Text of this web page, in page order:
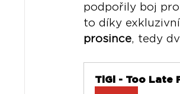
podpořily boj
to díky
prosince, tedy
TiGi - Too Late